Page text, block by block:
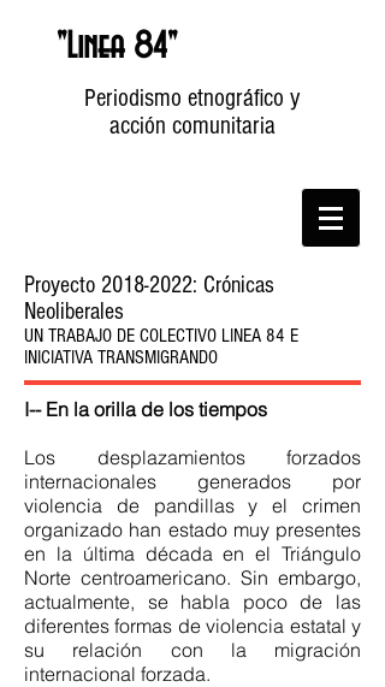
"Linea 84"
Periodismo etnográfico y
acción comunitaria
Proyecto 2018-2022: Crónicas
Neoliberales
UN TRABAJO DE COLECTIVO LINEA 84 E
INICIATIVA TRANSMIGRANDO
I-- En la orilla de los tiempos
Los desplazamientos forzados
internacionales generados por
violencia de pandillas y el crimen
organizado han estado muy presentes
en la última década en el Triángulo
Norte centroamericano. Sin embargo,
actualmente, se habla poco de las
diferentes formas de violencia estatal y
su relación con la migración
internacional forzada.